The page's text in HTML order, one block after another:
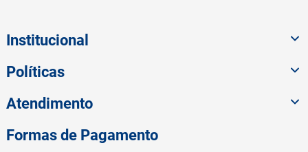
Institucional
Políticas
Atendimento
Formas de Pagamento